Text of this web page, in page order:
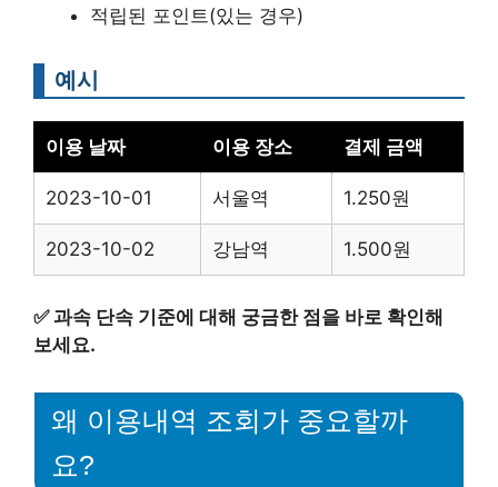
적립된 포인트(있는 경우)
예시
이용 날짜 이용 장소 결제 금액
2023-10-01 서울역 1.250원
2023-10-02 강남역 1.500원
✅과속 단속 기준에 대해 궁금한 점을 바로 확인해
보세요.
왜 이용내역 조회가 중요할까
요?